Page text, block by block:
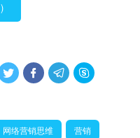
)
   
网络营销思维 营销